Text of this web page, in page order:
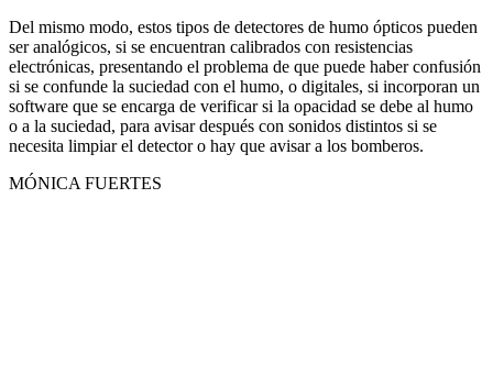
Del mismo modo, estos tipos de detectores de humo ópticos pueden
ser analógicos, si se encuentran calibrados con resistencias
electrónicas, presentando el problema de que puede haber confusión
si se confunde la suciedad con el humo, o digitales, si incorporan un
software que se encarga de verificar si la opacidad se debe al humo
o a la suciedad, para avisar después con sonidos distintos si se
necesita limpiar el detector o hay que avisar a los bomberos.
MÓNICA FUERTES